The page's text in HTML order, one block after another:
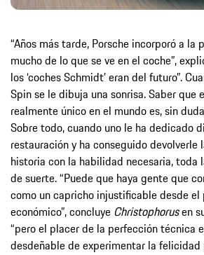
“Años más tarde, Porsche incorporó a la
mucho de lo que se ve en el coche”,
los ‘coches Schmidt’ eran del futuro”.
Spin se le dibuja una sonrisa. Saber que
realmente único en el mundo es, sin
Sobre todo, cuando uno le ha dedicado
restauración y ha conseguido
historia con la habilidad necesaria, toda
de suerte. “Puede que haya gente que
como un capricho injustificable desde
económico”, concluye Christophorusen
“pero el placer de la perfección técnica
desdeñable de experimentar la felicidad